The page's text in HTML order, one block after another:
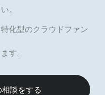
。
化型のクラウドファン
す。
談をする